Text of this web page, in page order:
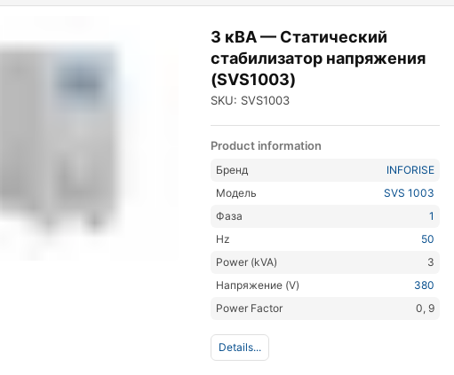
3 кВА — Статический
стабилизатор напряжения
(SVS1003)
SKU: SVS1003
Product information
Бренд
INFORISE
Модель
SVS 1003
Фаза
1
Hz
50
Power (kVA)
3
Напряжение (V)
380
Power Factor
0, 9
Details...